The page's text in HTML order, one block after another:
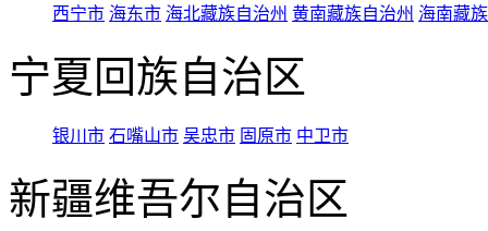
西宁市 海东市 海北藏族自治州 黄南藏族自治州 海南藏
宁夏回族自治区
银川市 石嘴山市 吴忠市 固原市 中卫市
新疆维吾尔自治区